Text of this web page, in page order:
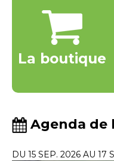
La boutique
Agenda de
DU 15 SEP. 2026 AU 17